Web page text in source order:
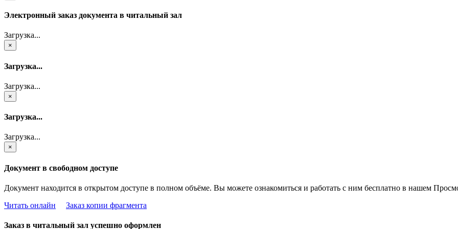
Электронный заказ документа в читальный зал
Загрузка...
×
Загрузка...
Загрузка...
×
Загрузка...
Загрузка...
×
Документ в свободном доступе
Документ находится в открытом доступе в полном объёме. Вы можете ознакомиться и работать с ним бесплатно в нашем
Читать онлайн
Заказ копии фрагмента
Заказ в читальный зал успешно оформлен